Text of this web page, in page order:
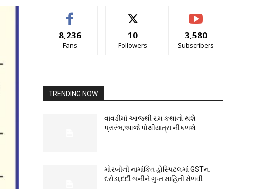
8,236
Fans
10
Followers
3,580
Subscribers
TRENDING NOW
વાવડીમાં આજથી રામ કથાનો થશે
પ્રારંભ,આજે પોથીયાત્રા નીકળશે
મોરબીની નામાંકિત હોસ્પિટલમાં GSTના
દરોડા,દર્દી બનીને ગુપ્ત માહિતી મેળવી